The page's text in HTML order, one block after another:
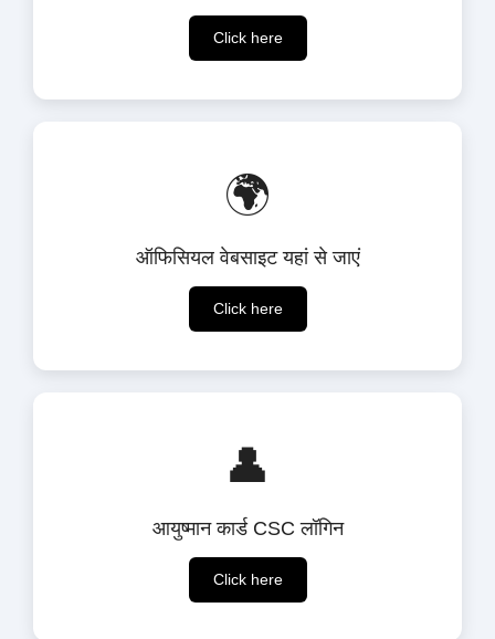
Click here
🌍
ऑफिसियल वेबसाइट यहां से जाएं
Click here
👤
आयुष्मान कार्ड CSC लॉगिन
Click here